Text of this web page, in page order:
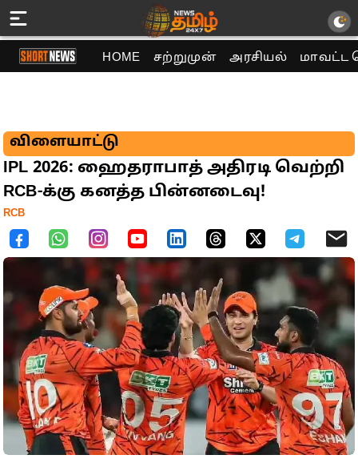
HOME சற்றுமுன் அரசியல் மாவட்ட
விளையாட்டு
IPL 2026: ஹைதராபாத் அதிரடி வெற்றி
RCB-க்கு கனத்த பின்னடைவு!
RCB